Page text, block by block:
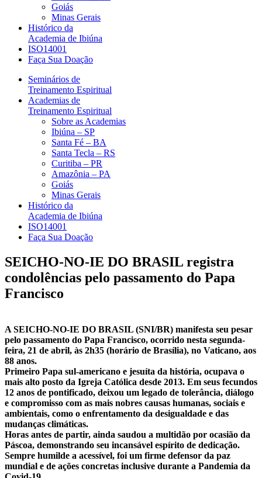
Goiás
Minas Gerais
Histórico da
Academia de Ibiúna
ISO14001
Faça Sua Doação
Seminários de
Treinamento Espiritual
Academias de
Treinamento Espiritual
Sobre as Academias
Ibiúna – SP
Santa Fé – BA
Santa Tecla – RS
Curitiba – PR
Amazônia – PA
Goiás
Minas Gerais
Histórico da
Academia de Ibiúna
ISO14001
Faça Sua Doação
SEICHO-NO-IE DO BRASIL registra
condolências pelo passamento do Papa
Francisco
A SEICHO-NO-IE DO BRASIL (SNI/BR) manifesta seu pesar
pelo passamento do Papa Francisco, ocorrido nesta segunda-
feira, 21 de abril, às 2h35 (horário de Brasília), no Vaticano, aos
88 anos.
Primeiro Papa sul-americano e jesuíta da história, ocupava o
mais alto posto da Igreja Católica desde 2013. Em seus fecundos
12 anos de pontificado, deixou um legado de tolerância, diálogo
e compromisso com as mais nobres causas humanas, sociais e
ambientais, como o enfrentamento da desigualdade e das
mudanças climáticas.
Horas antes de partir, ainda saudou a multidão por ocasião da
Páscoa, demonstrando seu incansável espírito de dedicação.
Sempre humilde a acessível, foi um firme defensor da paz
mundial e de ações concretas inclusive durante a Pandemia da